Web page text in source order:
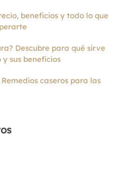
beneficios y todo lo que
Descubre para qué sirve
sus beneficios
caseros para las